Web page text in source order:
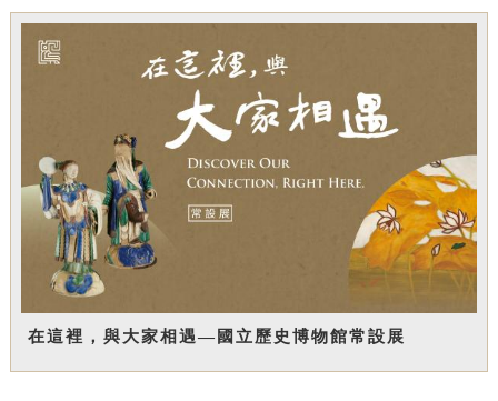
在這裡，與大家相遇—國立歷史博物館常設展